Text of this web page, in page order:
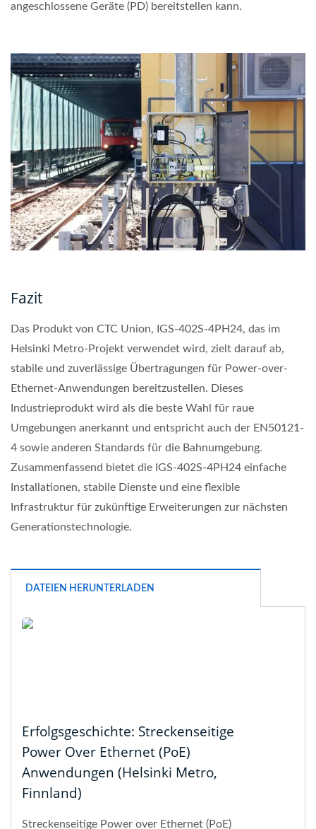
angeschlossene Geräte (PD) bereitstellen kann.
Fazit
Das Produkt von CTC Union, IGS-402S-4PH24, das im
Helsinki Metro-Projekt verwendet wird, zielt darauf ab,
stabile und zuverlässige Übertragungen für Power-over-
Ethernet-Anwendungen bereitzustellen. Dieses
Industrieprodukt wird als die beste Wahl für raue
Umgebungen anerkannt und entspricht auch der EN50121-
4 sowie anderen Standards für die Bahnumgebung.
Zusammenfassend bietet die IGS-402S-4PH24 einfache
Installationen, stabile Dienste und eine flexible
Infrastruktur für zukünftige Erweiterungen zur nächsten
Generationstechnologie.
DATEIEN HERUNTERLADEN
Erfolgsgeschichte: Streckenseitige
Power Over Ethernet (PoE)
Anwendungen (Helsinki Metro,
Finnland)
Streckenseitige Power over Ethernet (PoE)